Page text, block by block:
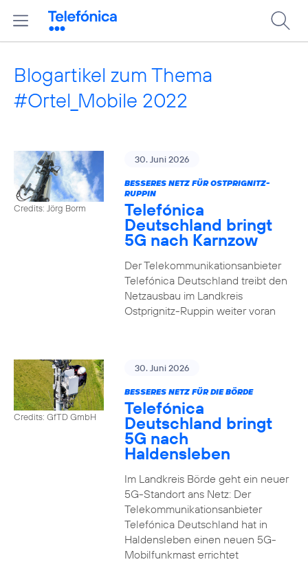
Blogartikel zum Thema
#Ortel_Mobile 2022
Credits: Jörg Borm
30. Juni 2026
BESSERES NETZ FÜR OSTPRIGNITZ-
RUPPIN
Telefónica
Deutschland bringt
5G nach Karnzow
Der Telekommunikationsanbieter
Telefónica Deutschland treibt den
Netzausbau im Landkreis
Ostprignitz-Ruppin weiter voran
Credits: GfTD GmbH
30. Juni 2026
BESSERES NETZ FÜR DIE BÖRDE
Telefónica
Deutschland bringt
5G nach
Haldensleben
Im Landkreis Börde geht ein neuer
5G-Standort ans Netz: Der
Telekommunikationsanbieter
Telefónica Deutschland hat in
Haldensleben einen neuen 5G-
Mobilfunkmast errichtet